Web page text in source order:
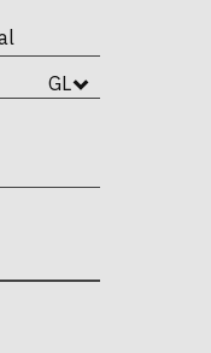
GL